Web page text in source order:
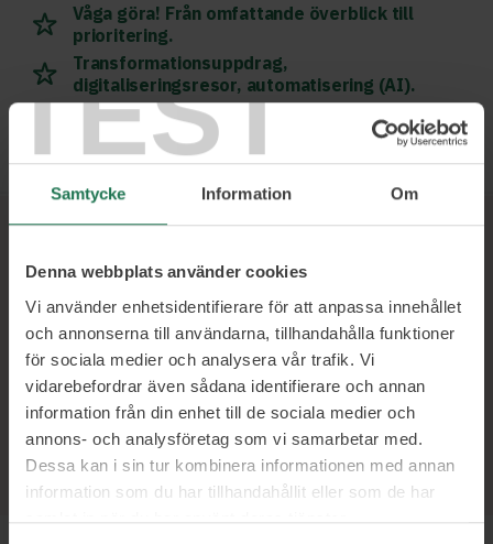
TEST
Samtycke Information Om
Denna webbplats använder cookies
Vi använder enhetsidentifierare för att anpassa innehållet
och annonserna till användarna, tillhandahålla funktioner
för sociala medier och analysera vår trafik. Vi
vidarebefordrar även sådana identifierare och annan
information från din enhet till de sociala medier och
annons- och analysföretag som vi samarbetar med.
Dessa kan i sin tur kombinera informationen med annan
information som du har tillhandahållit eller som de har
samlat in när du har använt deras tjänster.
Våga göra! Från omfattande överblick till
prioritering.
Transformationsuppdrag,
digitaliseringsresor, automatisering (AI).
Läs mer och boka
Ett urval av våra kunder